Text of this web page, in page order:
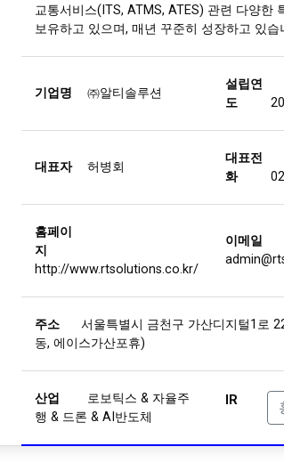
교통서비스(ITS, ATMS, ATES) 관련 다양한
기업명 ㈜알티솔루션
설립연
도
대표자 허병회
대표전
화
홈페이
지
http://www.rtsolutions.co.kr/
이메일
주소
서울특별시 금천구 가산디지털1로
동, 에이스가산포휴)
산업
로보틱스 & 자율주
행 & 드론 & AI반도체
IR